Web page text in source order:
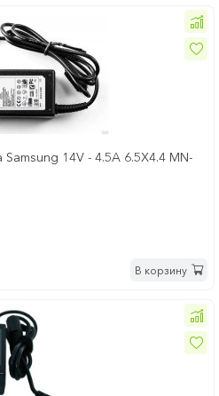
14V - 4.5A 6.5Х4.4 MN-
В корзину